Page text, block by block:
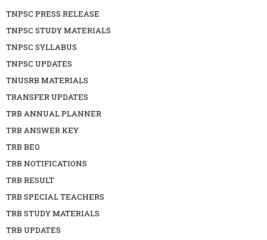
TNPSC PRESS RELEASE
TNPSC STUDY MATERIALS
TNPSC SYLLABUS
TNPSC UPDATES
TNUSRB MATERIALS
TRANSFER UPDATES
TRB ANNUAL PLANNER
TRB ANSWER KEY
TRB BEO
TRB NOTIFICATIONS
TRB RESULT
TRB SPECIAL TEACHERS
TRB STUDY MATERIALS
TRB UPDATES